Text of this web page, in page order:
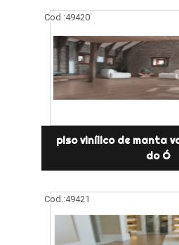
Cod.:49420
piso vinílico de manta
do Ó
Cod.:49421